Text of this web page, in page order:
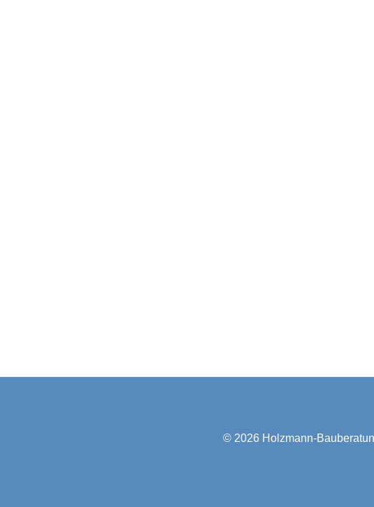
© 2026 Holzmann-